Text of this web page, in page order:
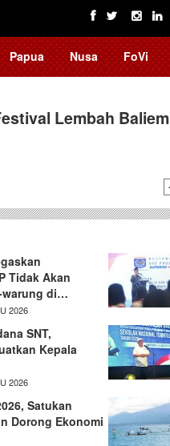
Papua Nusa FoVi
Lembah Baliem
Fokus Kembangkan
Tidak Akan
warung di…
2026
SNT,
Kepala
2026
Satukan
Dorong Ekonomi